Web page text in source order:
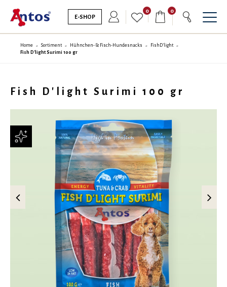
E-SHOP
0 0
Home Sortiment Hühnchen- & Fisch-Hundesnacks
FishD'light
Fish D'light Surimi 100 gr
Fish D'light Surimi 100 gr